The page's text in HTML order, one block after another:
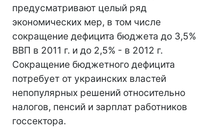
предусматривают целый ряд
экономических мер, в том числе
сокращение дефицита бюджета до 3,5%
ВВП в 2011 г. и до 2,5% - в 2012 г.
Сокращение бюджетного дефицита
потребует от украинских властей
непопулярных решений относительно
налогов, пенсий и зарплат работников
госсектора.